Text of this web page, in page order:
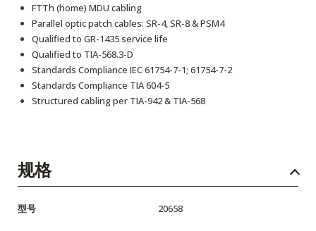
FTTh (home) MDU cabling
Parallel optic patch cables: SR-4, SR-8 & PSM4
Qualified to GR-1435 service life
Qualified to TIA-568.3-D
Standards Compliance IEC 61754-7-1; 61754-7-2
Standards Compliance TIA 604-5
Structured cabling per TIA-942 & TIA-568
规格
型号 20658